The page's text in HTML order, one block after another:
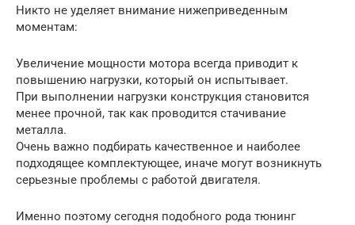
Никто не уделяет внимание нижеприведенным
моментам:
Увеличение мощности мотора всегда приводит к
повышению нагрузки, который он испытывает.
При выполнении нагрузки конструкция становится
менее прочной, так как проводится стачивание
металла.
Очень важно подбирать качественное и наиболее
подходящее комплектующее, иначе могут возникнуть
серьезные проблемы с работой двигателя.
Именно поэтому сегодня подобного рода тюнинг